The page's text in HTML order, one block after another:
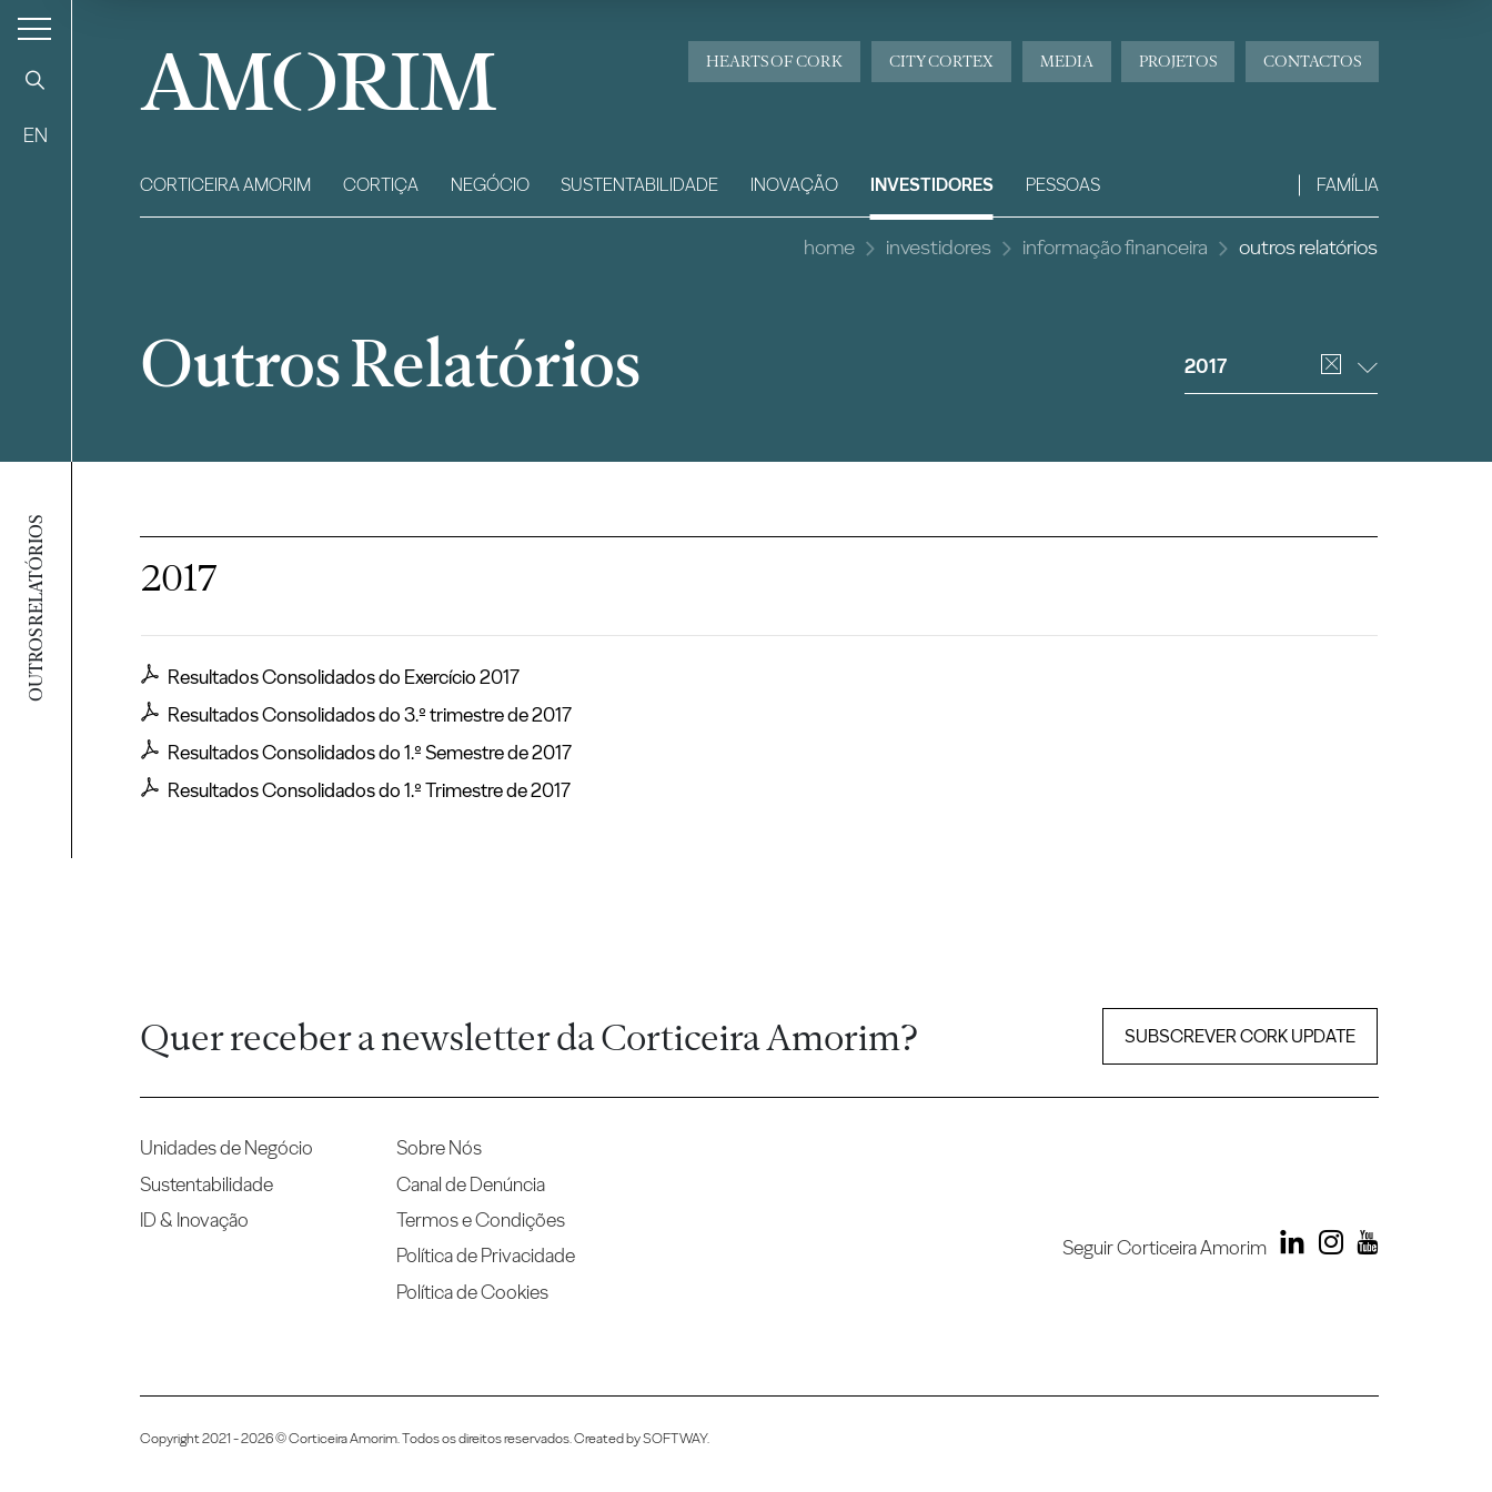
OUTROS RELATÓRIOS
EN
AMORIM CONTACTOS
PROJETOS
MEDIA
CITY CORTEX
HEARTS OF CORK
CORTICEIRA AMORIM CORTIÇA NEGÓCIO SUSTENTABILIDADE INOVAÇÃO INVESTIDORES PESSOAS FAMÍLIA
home investidores informação financeira outros relatórios
Outros Relatórios 2017
2017
Resultados Consolidados do Exercício 2017
Resultados Consolidados do 3.º trimestre de 2017
Resultados Consolidados do 1.º Semestre de 2017
Resultados Consolidados do 1.º Trimestre de 2017
Quer receber a newsletter da Corticeira Amorim? SUBSCREVER CORK UPDATE
Unidades de Negócio
Sustentabilidade
ID & Inovação
Sobre Nós
Canal de Denúncia
Termos e Condições
Política de Privacidade
Política de Cookies
Seguir Corticeira Amorim
Copyright 2021 - 2026 © Corticeira Amorim. Todos os direitos reservados. Created bySOFTWAY.